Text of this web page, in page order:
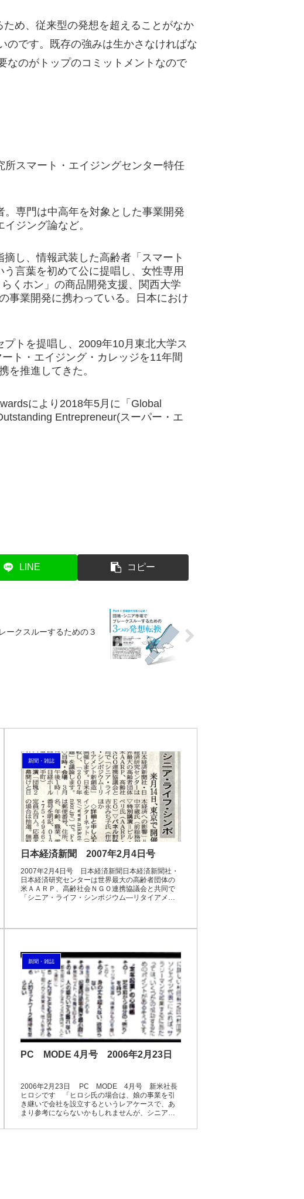
ため、従来型の発想を超えることがなか
のです。既存の強みは生かさなければな
なのがトップのコミットメントなので
スマート・エイジングセンター特任
専門は中高年を対象とした事業開発
ジング論など。
し、情報武装した高齢者「スマート
言葉を初めて公に提唱し、女性専用
くホン」の商品開発支援、関西大学
事業開発に携わっている。日本におけ
トを提唱し、2009年10月東北大学ス
ト・エイジング・カレッジを11年間
を推進してきた。
により2018年5月に「Global
Entrepreneur(スーパー・エ
LINE コピー
ークスルーするための３
新聞・雑誌
日本経済新聞 2007年2月4日号
2007年2月4日号 日本経済新聞日本経済新聞社・
日本経済研究センターは世界最大の高齢者団体の
米ＡＡＲＰ、高齢社会ＮＧＯ連携協議会と共同で
「シニア・ライフ・シンポジウム―リタイアメン
新聞・雑誌
PC MODE 4月号 2006年2月23日
2006年2月23日 PC MODE 4月号 新米社長
ヒロシです 「ヒロシ氏の場合は、娘の事業を引
き継いで会社を設立するというレアケースで、あ
まり参考にならないかもしれませんが、シニア・
イツ代表...